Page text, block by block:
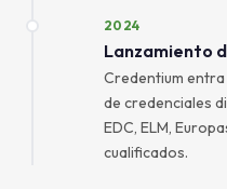
2024
Lanzamiento
Credentium
de credenciales
EDC, ELM,
cualificados.